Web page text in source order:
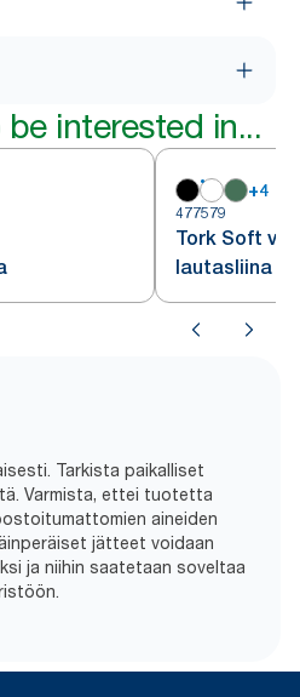
interested in...
+4
477579
Tork Soft
lautasliina
Tarkista paikalliset
Varmista, ettei tuotetta
aineiden
jätteet voidaan
ja niihin saatetaan soveltaa